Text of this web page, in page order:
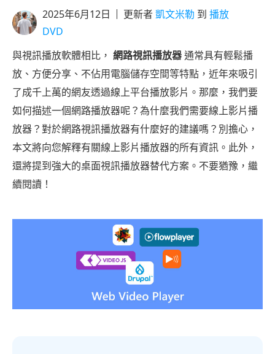
2025年6月12日 更新者凱文米勒 到 播放
DVD
與視訊播放軟體相比， 網路視訊播放器通常具有輕鬆播
放、方便分享、不佔用電腦儲存空間等特點，近年來吸引
了成千上萬的網友透過線上平台播放影片。那麼，我們要
如何描述一個網路播放器呢？為什麼我們需要線上影片播
放器？對於網路視訊播放器有什麼好的建議嗎？別擔心，
本文將向您解釋有關線上影片播放器的所有資訊。此外，
還將提到強大的桌面視訊播放器替代方案。不要猶豫，繼
續閱讀！